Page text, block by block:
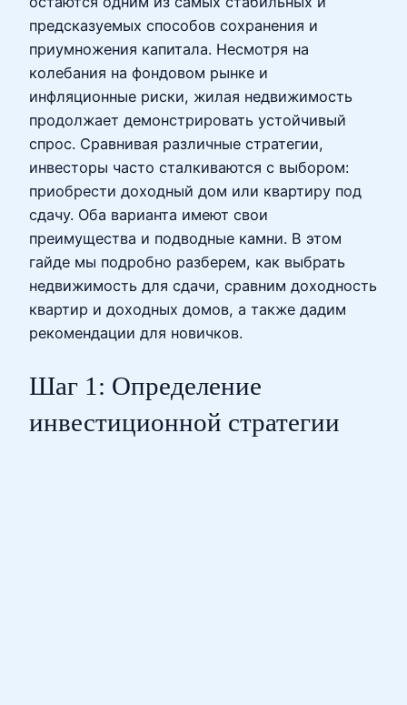
предсказуемых способов сохранения и
приумножения капитала. Несмотря на
колебания на фондовом рынке и
инфляционные риски, жилая недвижимость
продолжает демонстрировать устойчивый
спрос. Сравнивая различные стратегии,
инвесторы часто сталкиваются с выбором:
приобрести доходный дом или квартиру под
сдачу. Оба варианта имеют свои
преимущества и подводные камни. В этом
гайде мы подробно разберем, как выбрать
недвижимость для сдачи, сравним доходность
квартир и доходных домов, а также дадим
рекомендации для новичков.
Шаг 1: Определение
инвестиционной стратегии